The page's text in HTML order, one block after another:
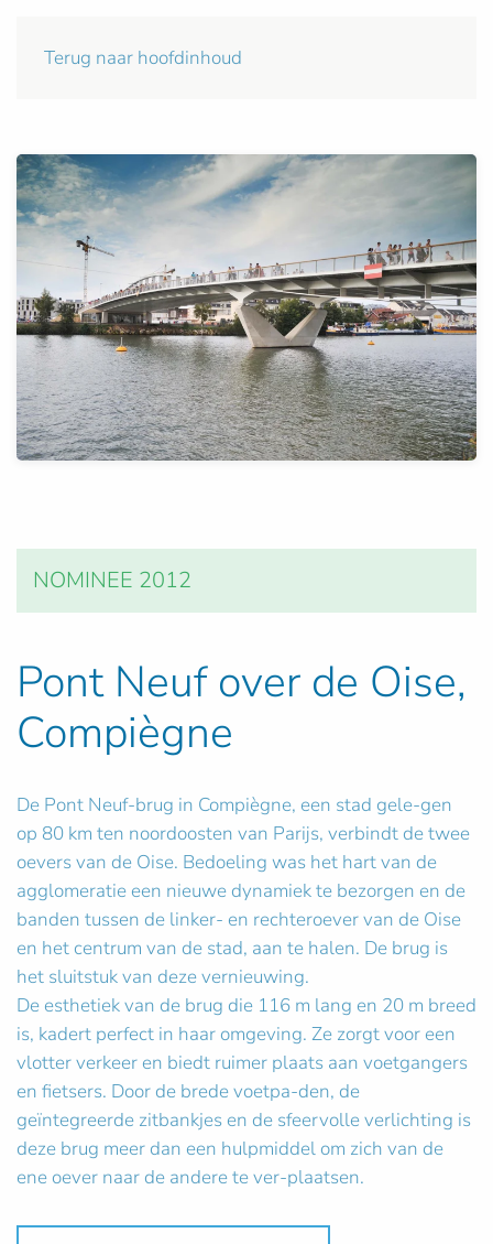
Terug naar hoofdinhoud
NOMINEE 2012
Pont Neuf over de Oise,
Compiègne
De Pont Neuf-brug in Compiègne, een stad gele-gen
op 80 km ten noordoosten van Parijs, verbindt de twee
oevers van de Oise. Bedoeling was het hart van de
agglomeratie een nieuwe dynamiek te bezorgen en de
banden tussen de linker- en rechteroever van de Oise
en het centrum van de stad, aan te halen. De brug is
het sluitstuk van deze vernieuwing.
De esthetiek van de brug die 116 m lang en 20 m breed
is, kadert perfect in haar omgeving. Ze zorgt voor een
vlotter verkeer en biedt ruimer plaats aan voetgangers
en fietsers. Door de brede voetpa-den, de
geïntegreerde zitbankjes en de sfeervolle verlichting is
deze brug meer dan een hulpmiddel om zich van de
ene oever naar de andere te ver-plaatsen.